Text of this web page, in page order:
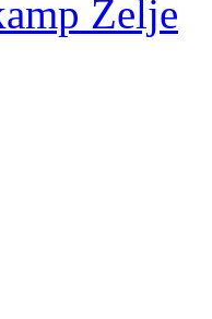
Želje